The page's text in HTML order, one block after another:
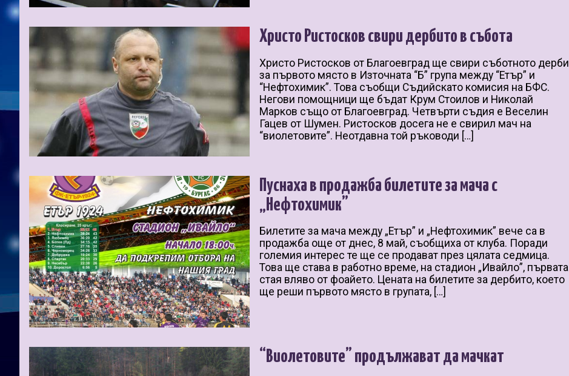
Христо Ристосков свири дербито в събота
Христо Ристосков от Благоевград ще свири съботното дерби
за първото място в Източната “Б” група между “Етър” и
“Нефтохимик”. Това съобщи Съдийскато комисия на БФС.
Негови помощници ще бъдат Крум Стоилов и Николай
Марков също от Благоевград. Четвърти съдия е Веселин
Гацев от Шумен. Ристосков досега не е свирил мач на
“виолетовите”. Неотдавна той ръководи […]
Пуснаха в продажба билетите за мача с
„Нефтохимик”
Билетите за мача между „Етър” и „Нефтохимик” вече са в
продажба още от днес, 8 май, съобщиха от клуба. Поради
големия интерес те ще се продават през цялата седмица.
Това ще става в работно време, на стадион „Ивайло”, първата
стая вляво от фоайето. Цената на билетите за дербито, което
ще реши първото място в групата, […]
“Виолетовите” продължават да мачкат